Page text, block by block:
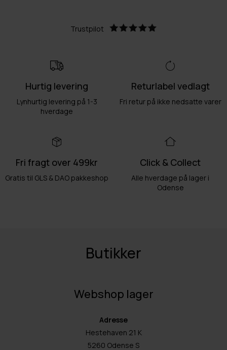
Trustpilot
Hurtig levering
Lynhurtig levering på 1-3
hverdage
Returlabel vedlagt
Fri retur på ikke nedsatte varer
Fri fragt over 499kr
Gratis til GLS & DAO pakkeshop
Click & Collect
Alle hverdage på lager i
Odense
Butikker
Webshop lager
Adresse
Hestehaven 21 K
5260 Odense S